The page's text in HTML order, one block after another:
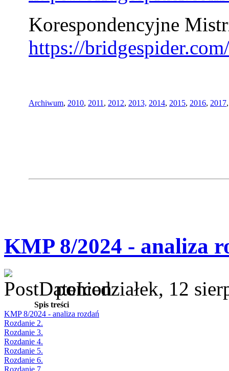
Korespondencyjne
https://
Archiwum, 2010, 2011 , 2012, 2013, 2014, 2015, 2016, 2017
KMP 8/2024 - analiza
poniedziałek, 12
Spis treści
KMP 8/2024 - analiza rozdań
Rozdanie 2.
Rozdanie 3.
Rozdanie 4.
Rozdanie 5.
Rozdanie 6.
Rozdanie 7.